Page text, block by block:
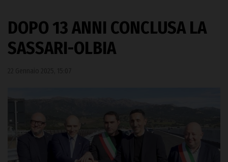
DOPO 13 ANNI CONCLUSA LA
SASSARI-OLBIA